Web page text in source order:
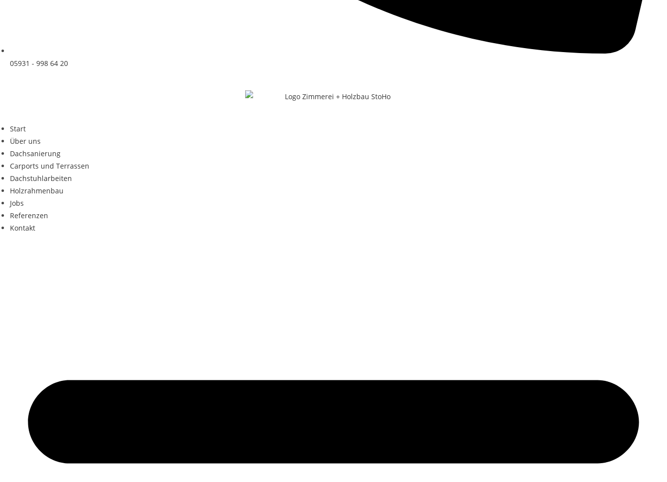
05931 - 998 64 20
Start
Über uns
Dachsanierung
Carports und Terrassen
Dachstuhlarbeiten
Holzrahmenbau
Jobs
Referenzen
Kontakt